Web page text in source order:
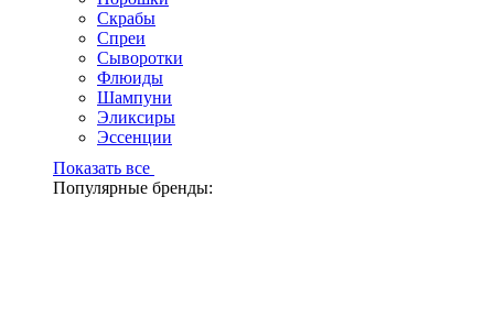
Скрабы
Спреи
Сыворотки
Флюиды
Шампуни
Эликсиры
Эссенции
Показать все
Популярные бренды: